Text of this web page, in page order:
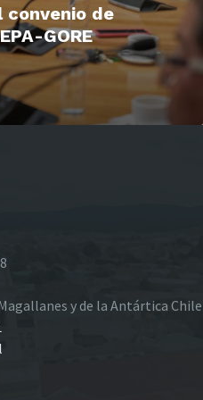
convenio de
GORE
y de la Antártica